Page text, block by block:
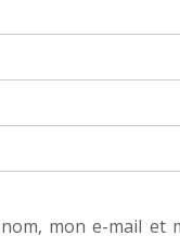
mon e-mail et